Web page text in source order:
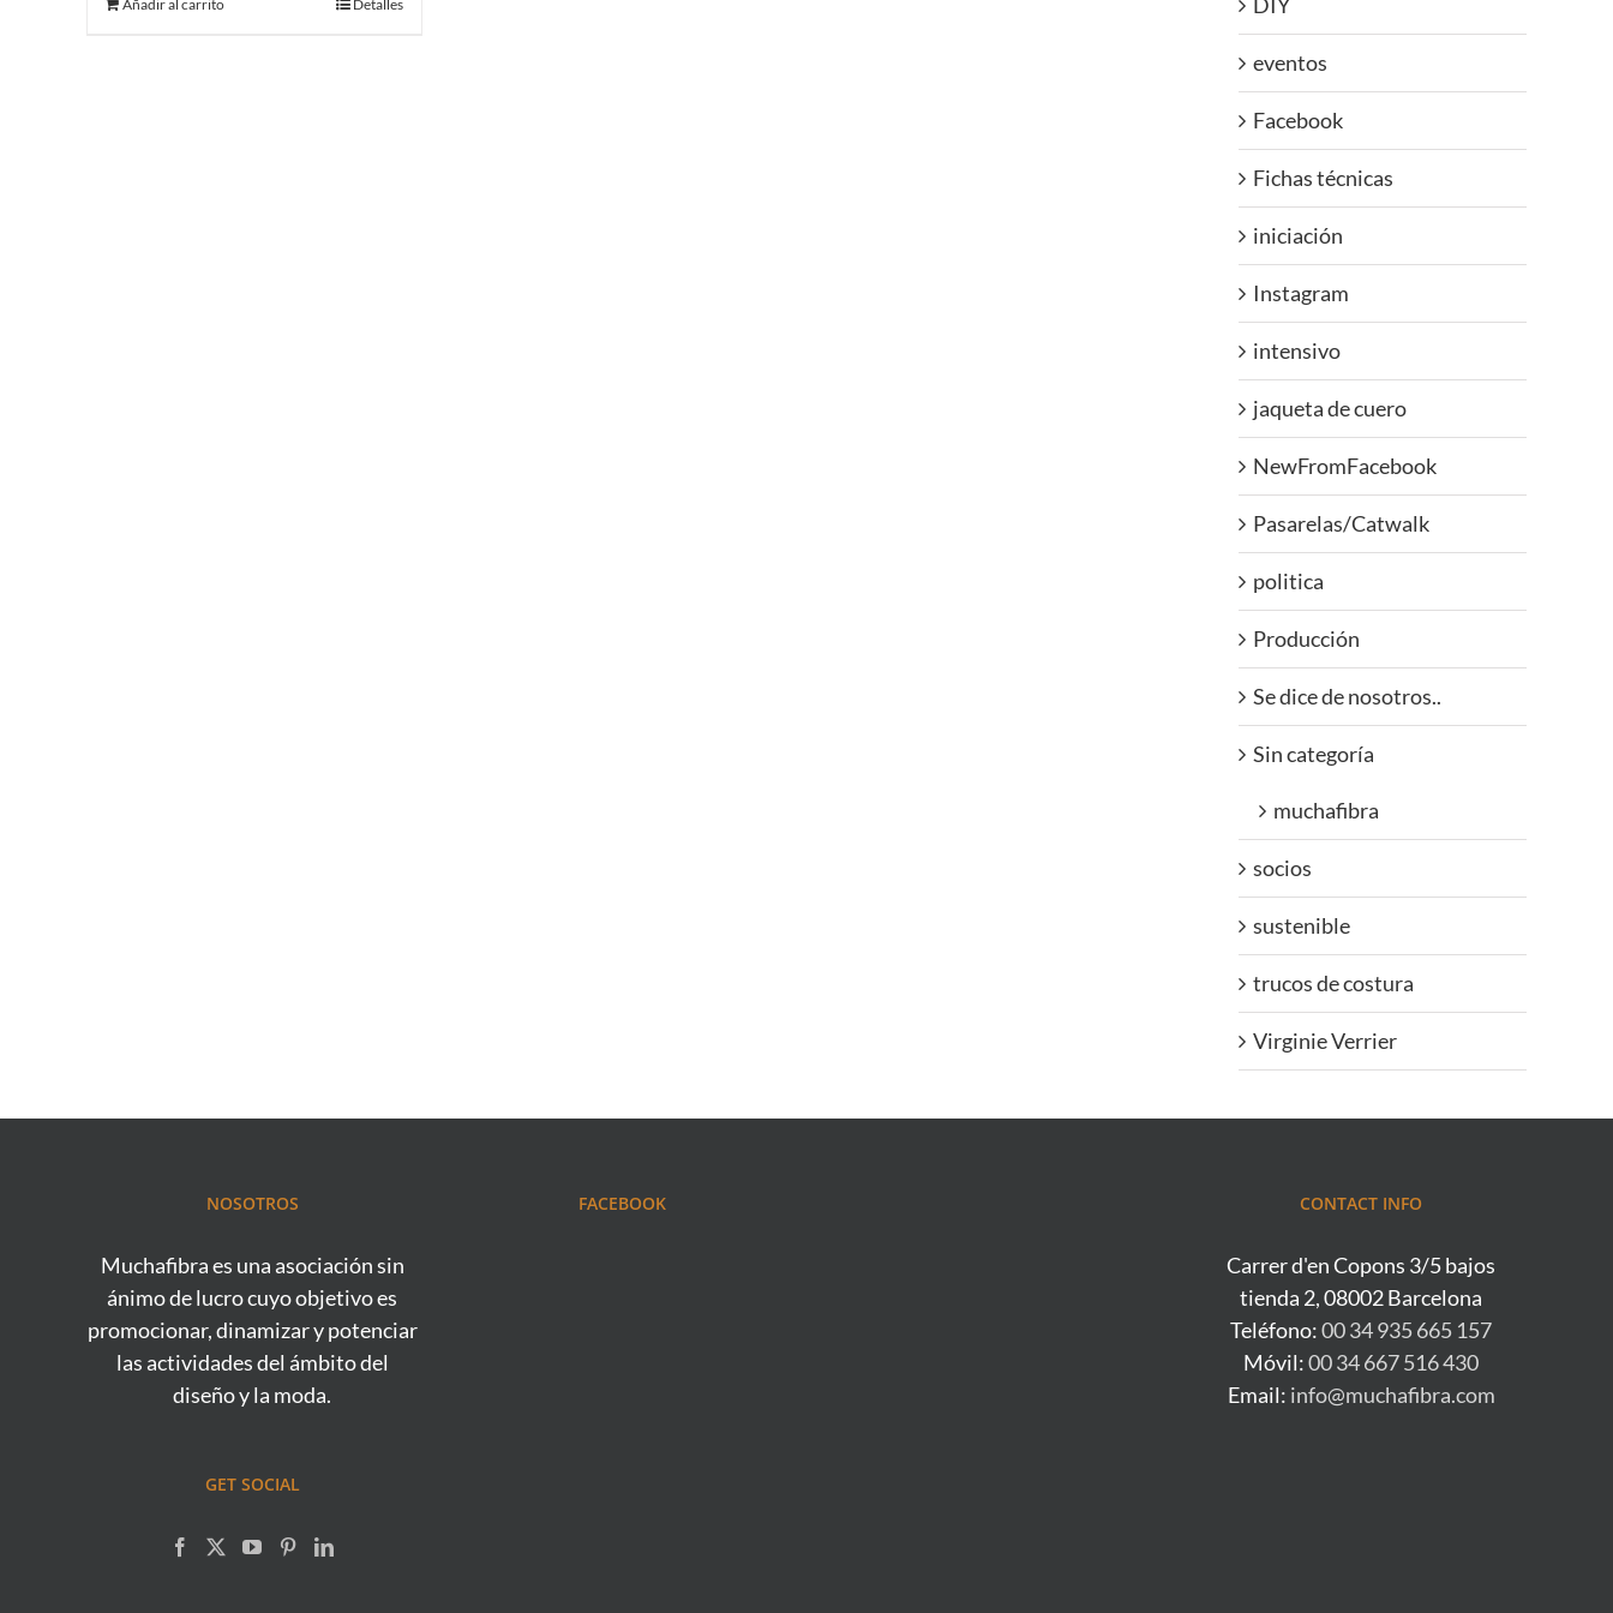
Añadir al carrito Detalles
eventos
Facebook
Fichas técnicas
iniciación
Instagram
intensivo
jaqueta de cuero
NewFromFacebook
Pasarelas/Catwalk
politica
Producción
Se dice de nosotros..
Sin categoría
muchafibra
socios
sustenible
trucos de costura
Virginie Verrier
NOSOTROS
Muchafibra es una asociación sin
ánimo de lucro cuyo objetivo es
promocionar, dinamizar y potenciar
las actividades del ámbito del
diseño y la moda.
GET SOCIAL
FACEBOOK CONTACT INFO
Carrer d'en Copons 3/5 bajos
tienda 2, 08002 Barcelona
Teléfono:00 34 935 665 157
Móvil:00 34 667 516 430
Email: info@muchafibra.com